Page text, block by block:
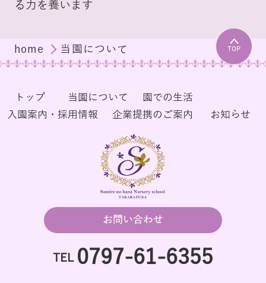
る力を養います
home 当園について TOP
トップ 当園について
園での生活
入園案内・採用情報
企業提携のご案内 お知らせ
お問い合わせ
TEL 0797-61-6355